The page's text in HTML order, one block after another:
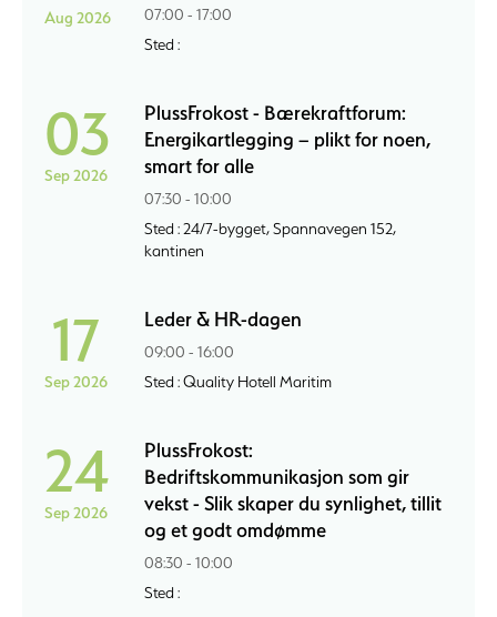
Aug 2026
07:00 - 17:00
Sted :
03
Sep 2026
PlussFrokost - Bærekraftforum:
Energikartlegging – plikt for noen,
smart for alle
07:30 - 10:00
Sted : 24/7-bygget, Spannavegen 152,
kantinen
17
Sep 2026
Leder & HR-dagen
09:00 - 16:00
Sted : Quality Hotell Maritim
24
Sep 2026
PlussFrokost:
Bedriftskommunikasjon som gir
vekst - Slik skaper du synlighet, tillit
og et godt omdømme
08:30 - 10:00
Sted :